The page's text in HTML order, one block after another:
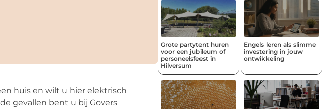
huis en wilt u hier elektrisch
gevallen bent u bij Govers
Grote partytent huren
voor een jubileum of
personeelsfeest in
Hilversum
Engels leren als slimme
investering in jouw
ontwikkeling